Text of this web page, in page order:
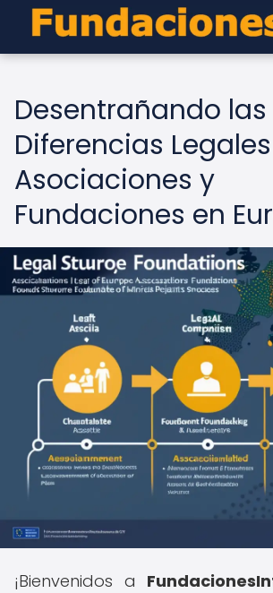
Desentrañando las
Diferencias
Asociaciones y
Fundaciones en
¡Bienvenidos a